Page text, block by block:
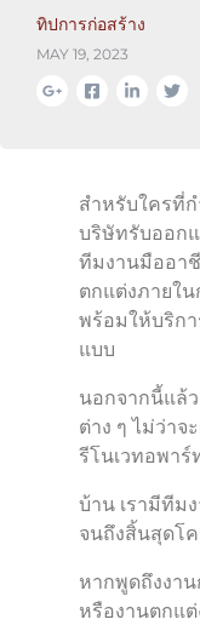
ทิปการก่อสร้าง
MAY 19, 2023
สำหรับใครที่
บริษัทรับออก
ทีมงานมืออา
ตกแต่งภายใ
พร้อมให้บริก
แบบ
นอกจากนี้แล้ว
ต่าง ๆ ไม่ว่าจ
รีโนเวทอพาร์
บ้าน เรามีทีม
จนถึงสิ้นสุดโ
หากพูดถึงงาน
หรืองานตกแ